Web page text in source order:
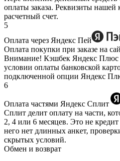
оплаты заказа. Реквизиты нашей
расчетный счет.
5
Оплата через Яндекс Пей
Оплата покупки при заказе на
Внимание! Кэшбек Яндекс Плюс
условии оплаты банковской
подключенной опции Яндекс
6
Оплата частями Яндекс Сплит
Сплит делит оплату на части,
2, 4 или 6 месяцев. Это не
него нет длинных анкет,
скрытых условий.
Обмен и возврат